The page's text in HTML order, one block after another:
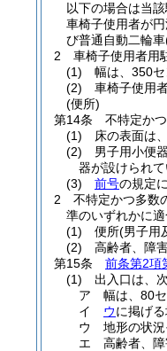
以下の場合は当
車椅子使用者が
び普通自動二輪車
2
車椅子使用者用
(1)
幅は、350セ
(2)
車椅子使用
(便所)
第14条
不特定か
(1)
床の表面は
(2)
男子用小便
器が設けられて
(3)
前号の規定
2
不特定かつ多数
準のいずれかに
(1)
便所(男子用
(2)
高齢者、障
第15条
前条第2項
(1)
出入口は、
ア
幅は、80
イ
ウに掲げ
ウ
地形の状
エ
高齢者、